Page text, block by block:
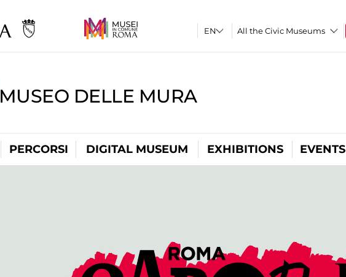
All the Civic Museums
MUSEO DELLE MURA
PERCORSI DIGITAL MUSEUM EXHIBITIONS EVENTS